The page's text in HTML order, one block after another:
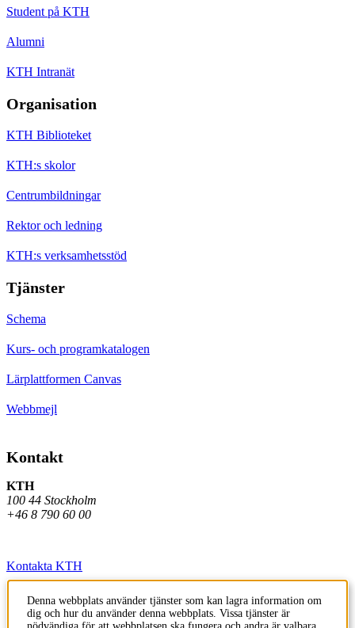
Student på KTH
Alumni
KTH Intranät
Organisation
KTH Biblioteket
KTH:s skolor
Centrumbildningar
Rektor och ledning
KTH:s verksamhetsstöd
Tjänster
Schema
Kurs- och programkatalogen
Lärplattformen Canvas
Webbmejl
Kontakt
KTH
100 44 Stockholm
+46 8 790 60 00
Kontakta KTH
Jobba på KTH
Denna webbplats använder tjänster som kan lagra information om
dig och hur du använder denna webbplats. Vissa tjänster är